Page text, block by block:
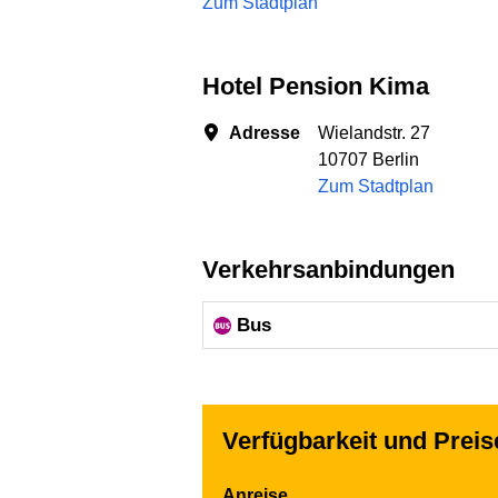
Hotel Pension Kima
Adresse
Wielandstr. 27
10707 Berlin
Zum Stadtplan
Verkehrsanbindungen
Bus
Verfügbarkeit und